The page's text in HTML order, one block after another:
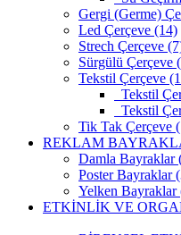
Gergi (Germe)
Led Çerçeve (14)
Strech Çerçeve
Sürgülü Çerçeve
Tekstil Çerçeve
Tekstil
Tekstil
Tik Tak Çerçeve
REKLAM
Damla Bayraklar
Poster Bayraklar
Yelken Bayraklar
ETKİNLİK VE